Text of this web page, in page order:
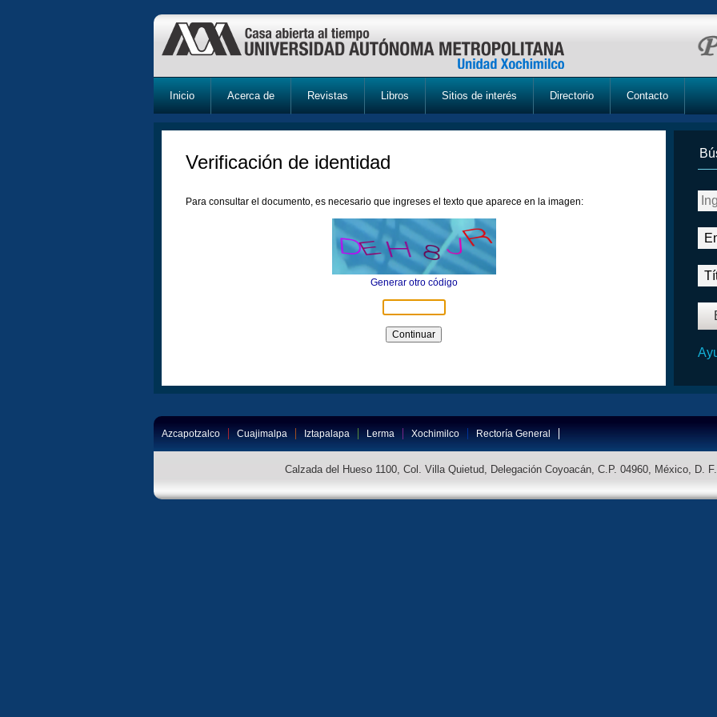
Inicio Acerca de Revistas Libros Sitios de interés Directorio Contacto
Verificación de identidad
Para consultar el documento, es necesario que ingreses el texto que aparece en la imagen:
Generar otro código
Azcapotzalco Cuajimalpa Iztapalapa Lerma Xochimilco Rectoría General
Calzada del Hueso 1100, Col. Villa Quietud, Delegación Coyoacán, C.P. 04960, México, D.